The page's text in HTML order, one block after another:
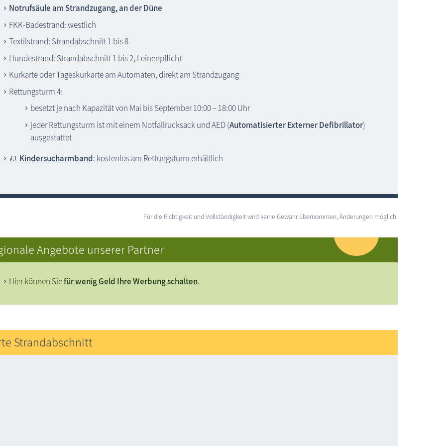
Notrufsäule am Strandzugang, an der Düne
FKK-Badestrand: westlich
Textilstrand: Strandabschnitt 1 bis 8
Hundestrand: Strandabschnitt 1 bis 2, Leinenpflicht
Kurkarte oder Tageskurkarte am Automaten, direkt am Strandzugang
Rettungsturm 4:
besetzt je nach Kapazität von Mai bis September 10:00 – 18:00 Uhr
jeder Rettungsturm ist mit einem Notfallrucksack und AED (Automatisierter Externer Defibrillator)
ausgestattet
Kindersucharmband: kostenlos am Rettungsturm erhältlich
Für die Richtigkeit und Vollständigkeit wird keine Gewähr übernommen, Änderungen möglich.
Angebote unserer Partner
Hier können Siefür wenig Geld Ihre Werbung schalten.
Strandabschnitt